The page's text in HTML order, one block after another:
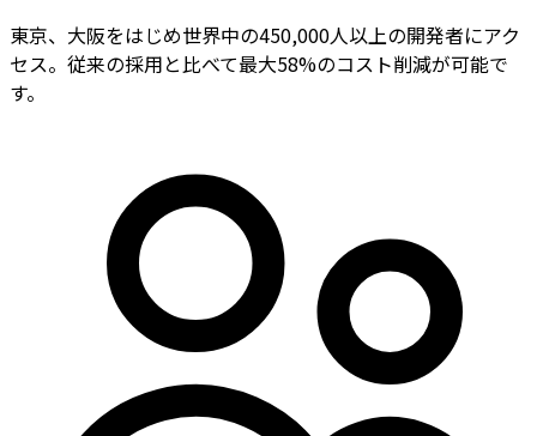
東京、大阪をはじめ世界中の450,000人以上の開発者にアク
セス。従来の採用と比べて最大58%のコスト削減が可能で
す。